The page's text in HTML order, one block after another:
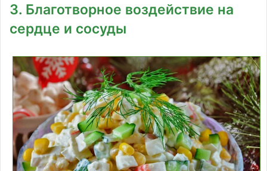
3. Благотворное воздействие на
сердце и сосуды